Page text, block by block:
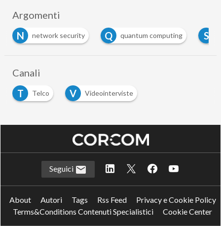
Argomenti
N
network security Q quantum computing S
Canali
T
Telco V Videointerviste
Seguici
About Autori Tags Rss Feed
Privacy e Cookie Policy
Terms&Conditions Contenuti Specialistici
Cookie Center